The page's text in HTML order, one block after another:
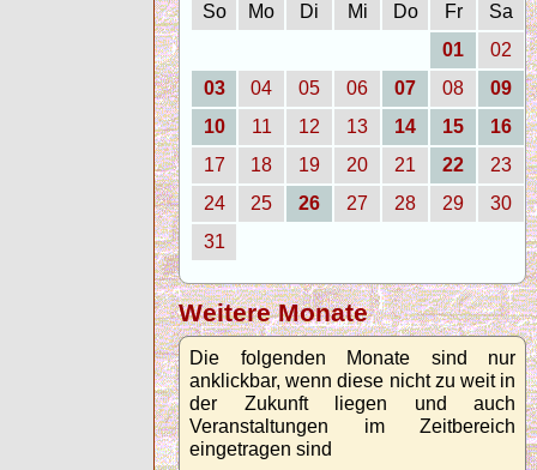
So
Mo Di Mi Do Fr
Sa
01
02
03
04 05 06 07 08
09
10
11 12 13 14 15
16
17
18 19 20 21 22
23
24
25 26 27 28 29
30
31
Weitere Monate
Die folgenden Monate sind nur
anklickbar, wenn diese nicht zu weit in
der Zukunft liegen und auch
Veranstaltungen im Zeitbereich
eingetragen sind